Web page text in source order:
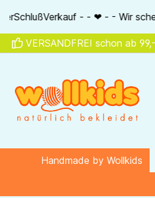
Zur Hauptnavigation
schenken Dir 20% auf alle
VERSANDFREI schon ab
Handmade by Wollkids